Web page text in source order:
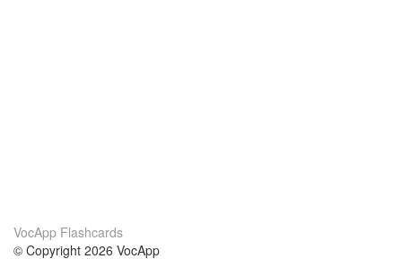
VocApp Flashcards
© Copyright 2026 VocApp